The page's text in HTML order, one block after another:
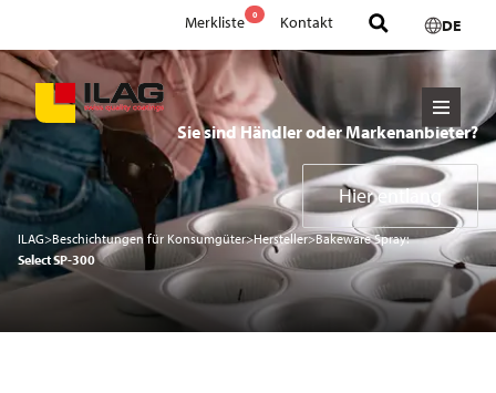
Merkliste 0 Kontakt DE
Sie sind Händler oder Markenanbieter?
Hier entlang
ILAG>Beschichtungen für Konsumgüter>Hersteller>Bakeware Spray:
Select SP-300